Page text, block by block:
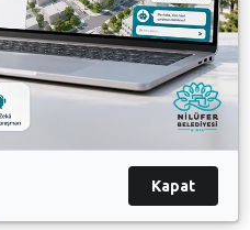
Kapat